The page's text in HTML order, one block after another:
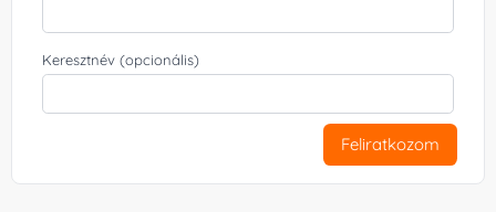
Keresztnév (opcionális)
Feliratkozom